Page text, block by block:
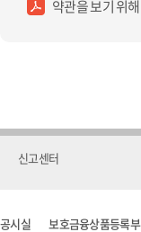
약관을 보기 위해
신고센터
공시실 보호금융상품등록부